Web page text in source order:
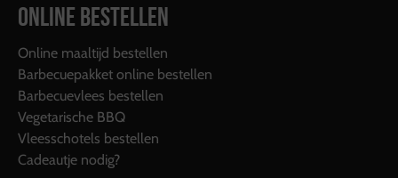
ONLINE BESTELLEN
Online maaltijd bestellen
Barbecuepakket online bestellen
Barbecuevlees bestellen
Vegetarische BBQ
Vleesschotels bestellen
Cadeautje nodig?